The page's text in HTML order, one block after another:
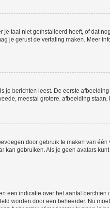
taal niet geïnstalleerd heeft, of dat
je gerust de vertaling maken. Meer
je berichten leest. De eerste
meestal grotere, afbeelding
door gebruik te maken van
kan gebruiken. Als je geen avatars
een indicatie over het aantal
worden door een beheerder. Nu